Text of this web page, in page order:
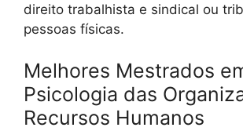
direito trabalhista e sindical ou
pessoas físicas.
Melhores Mestrados
Psicologia das
Recursos Humanos